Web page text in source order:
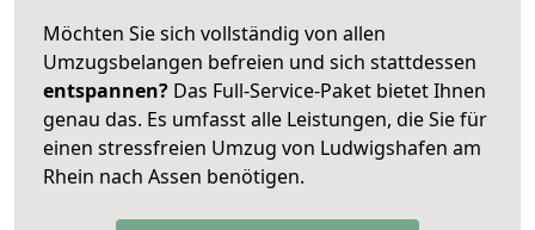
Möchten Sie sich vollständig von allen
Umzugsbelangen befreien und sich stattdessen
entspannen? Das Full-Service-Paket bietet Ihnen
genau das. Es umfasst alle Leistungen, die Sie für
einen stressfreien Umzug von Ludwigshafen am
Rhein nach Assen benötigen.